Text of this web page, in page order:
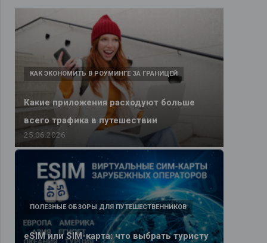
Какие приложения расходуют больше
всего трафика в путешествии
КАК ЭКОНОМИТЬ В РОУМИНГЕ ЗА ГРАНИЦЕЙ
25.06.2026
eSIM или SIM-карта: что выбрать туристу
ПОЛЕЗНЫЕ ОБЗОРЫ ДЛЯ ПУТЕШЕСТВЕННИКОВ